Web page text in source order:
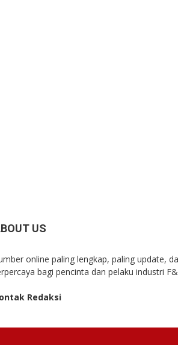
US
online paling lengkap, paling update,
bagi pencinta dan pelaku industri
Redaksi